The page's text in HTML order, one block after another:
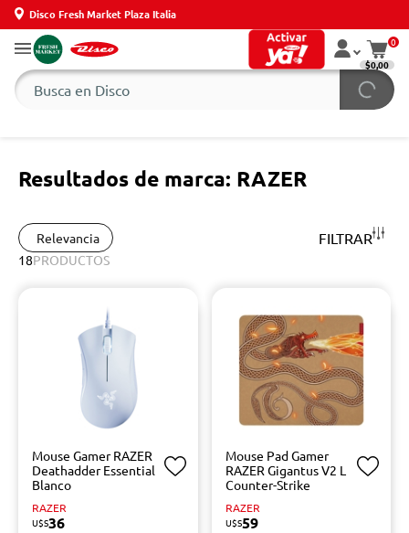
Disco Fresh Market Plaza Italia
0
$0,00
Resultados de marca: RAZER
Relevancia FILTRAR
18PRODUCTOS
Mouse Gamer RAZER
Deathadder Essential
Blanco
RAZER
U$S36
Mouse Pad Gamer
RAZER Gigantus V2 L
Counter-Strike
RAZER
U$S59